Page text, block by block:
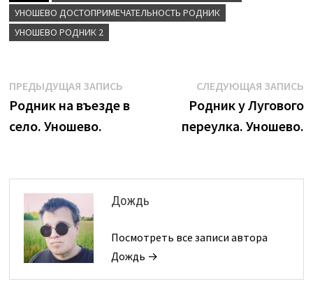
УНОШЕВО ДОСТОПРИМЕЧАТЕЛЬНОСТЬ РОДНИК
УНОШЕВО РОДНИК 2
Навигация
по
ПРЕДЫДУЩАЯ ЗАПИСЬПредыдущая
запись:
Родник на въезде в
село. Уношево.
СЛЕДУЮЩАЯ ЗАПИСЬ
Родник у Лугового
переулка. Уношево.
Дождь
Посмотреть все записи автора
Дождь →